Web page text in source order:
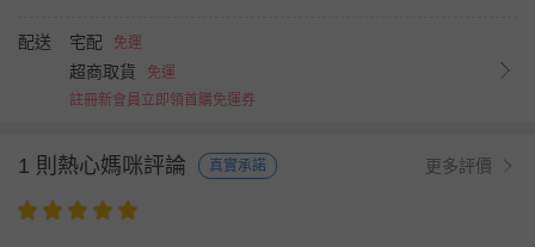
配送 宅配 免運
超商取貨
免運
註冊新會員立即領首購免運券
1 則熱心媽咪評論 真實承諾 更多評價